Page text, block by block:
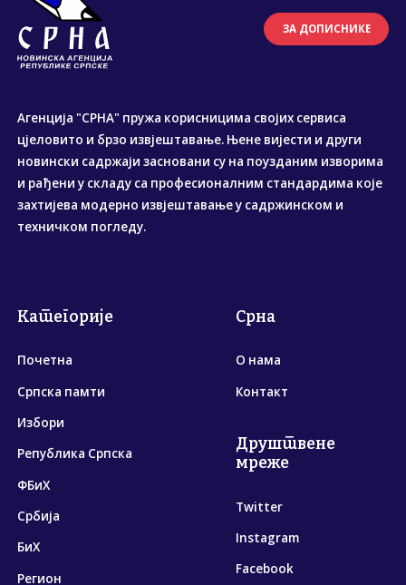
ЗА ДОПИСНИКЕ
Агенција "СРНА" пружа корисницима својих сервиса
цјеловито и брзо извјештавање. Њене вијести и други
новински садржаји засновани су на поузданим изворима
и рађени у складу са професионалним стандардима које
захтијева модерно извјештавање у садржинском и
техничком погледу.
Категорије
Почетна
Српска памти
Избори
Република Српска
ФБиХ
Србија
БиХ
Регион
Срна
О нама
Контакт
Друштвене
мреже
Twitter
Instagram
Facebook